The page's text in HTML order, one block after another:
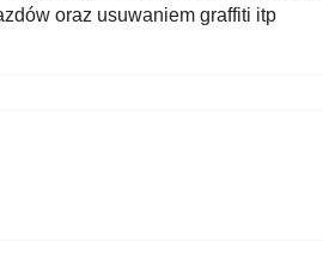
oraz usuwaniem graffiti itp